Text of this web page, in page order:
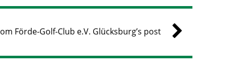
Förde-Golf-Club e.V. Glücksburg’s post